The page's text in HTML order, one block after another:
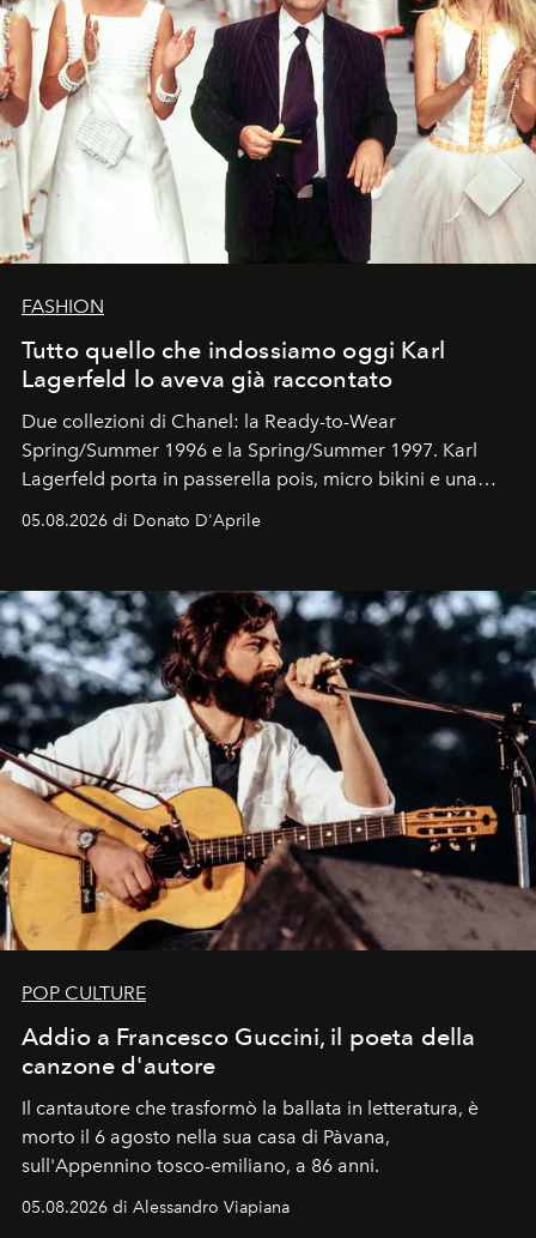
FASHION
Tutto quello che indossiamo oggi Karl
Lagerfeld lo aveva già raccontato
Due collezioni di Chanel: la Ready-to-Wear
Spring/Summer 1996 e la Spring/Summer 1997. Karl
Lagerfeld porta in passerella pois, micro bikini e una
Kate, Claudia e Carla una dietro l'altra. Trent'anni dopo,
uno dei documenti più contemporanei che abbiamo.
05.08.2026 di Donato D'Aprile
POP CULTURE
Addio a Francesco Guccini, il poeta della
canzone d'autore
Il cantautore che trasformò la ballata in letteratura, è
morto il 6 agosto nella sua casa di Pàvana,
sull'Appennino tosco-emiliano, a 86 anni.
05.08.2026 di Alessandro Viapiana